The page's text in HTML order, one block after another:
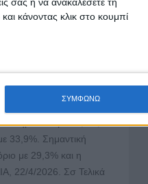
κάνοντας κλικ στο κουμπί
ΣΥΜΦΩΝΩ
(Η
να απασχολούν
οχημάτων &
ενοικίασης με
υπηρεσιών με 50,3%,
33,9%. Σημαντική
με 29,3% και η
22/4/2026. Σσ Τελικά